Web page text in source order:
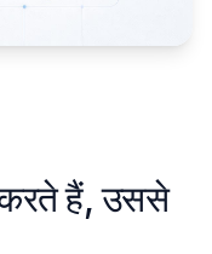
हैं, उससे